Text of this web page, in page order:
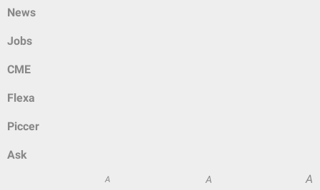
News
Jobs
CME
Flexa
Piccer
Ask
A A A